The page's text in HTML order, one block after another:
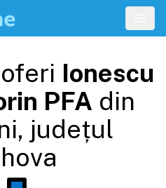
Ionescu
PFA din
, județul